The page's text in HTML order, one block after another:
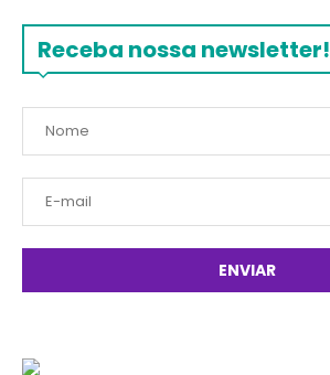
Receba nossa newsletter!